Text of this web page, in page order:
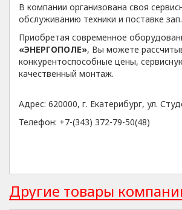
В компании организована своя
обслуживанию техники и поставке
Приобретая современное
«ЭНЕРГОПОЛЕ», Вы можете
конкурентоспособные цены,
качественный монтаж.
Адрес: 620000, г. Екатерибург, ул.
Телефон: +7-(343) 372-79-50(48)
Другие товары